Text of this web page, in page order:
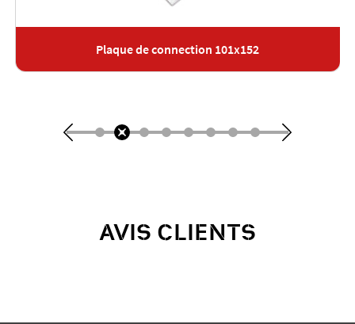
Plaque de connection 101x152
AVIS CLIENTS